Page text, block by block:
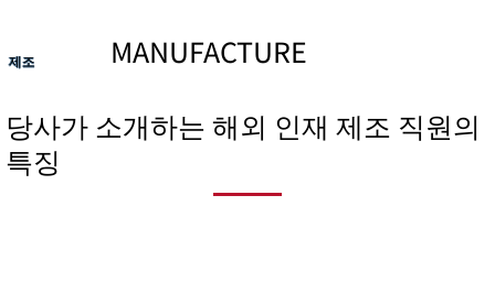
제조
MANUFACTURE
당사가 소개하는 해외 인재 제조 직원의
특징